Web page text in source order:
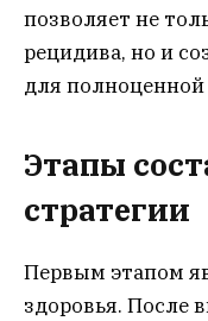
позволяет не
рецидива, но и
для
Этапы
стратегии
Первым этапом
здоровья. После